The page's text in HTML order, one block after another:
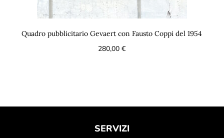
Quadro pubblicitario Gevaert con Fausto Coppi del 1954
280,00€
SERVIZI